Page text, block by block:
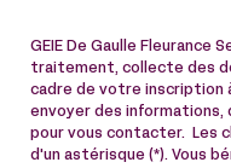
GEIE De Gaulle Fleurance
traitement, collecte des
cadre de votre inscription
envoyer des informations,
pour vous contacter. Les
d'un astérisque (*). Vous